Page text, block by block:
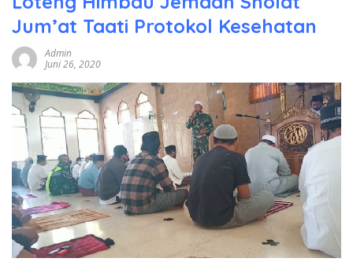
Jum’at Taati Protokol Kesehatan
Admin
Juni 26, 2020